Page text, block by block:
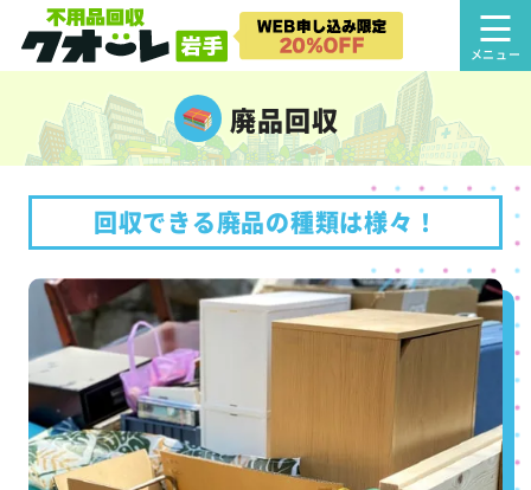
廃品回収
回収できる廃品の種類は様々！